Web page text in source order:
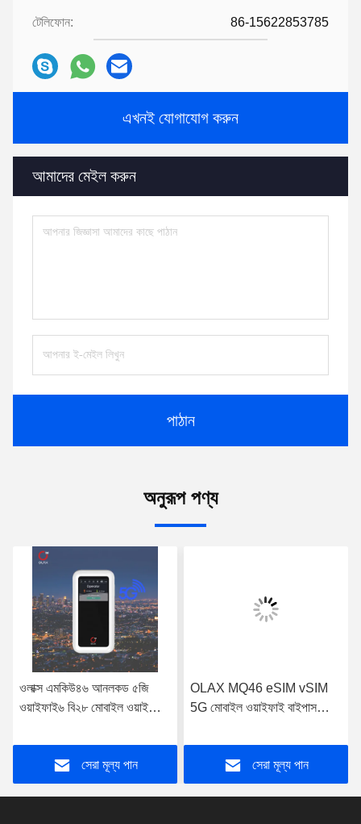
টেলিফোন: 86-15622853785
এখনই যোগাযোগ করুন
আমাদের মেইল ​​করুন
পাঠান
অনুরূপ পণ্য
ওলাক্স এমকিউ৪৬ আনলকড ৫জি
ওয়াইফাই৬ বি২৮ মোবাইল ওয়াইফাই
৫জি এলটিই ওয়্যারলেস হটস্পট পকেট
ওয়াইফাই রাউটারসেরা মূল্য পান
OLAX MQ46 eSIM vSIM
5G মোবাইল ওয়াইফাই বাইপাস
এমআইএফআই 5 জি এলটিই
ওয়্যারলেস হটস্পট পকেট ওয়াইফাই
রাউটার
সেরা মূল্য পান